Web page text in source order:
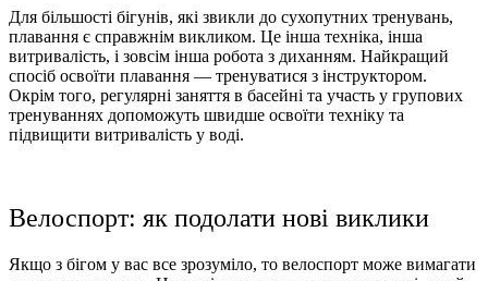
Для більшості бігунів, які звикли до сухопутних тренувань,
плавання є справжнім викликом. Це інша техніка, інша
витривалість, і зовсім інша робота з диханням. Найкращий
спосіб освоїти плавання — тренуватися з інструктором.
Окрім того, регулярні заняття в басейні та участь у групових
тренуваннях допоможуть швидше освоїти техніку та
підвищити витривалість у воді.
Велоспорт: як подолати нові виклики
Якщо з бігом у вас все зрозуміло, то велоспорт може вимагати